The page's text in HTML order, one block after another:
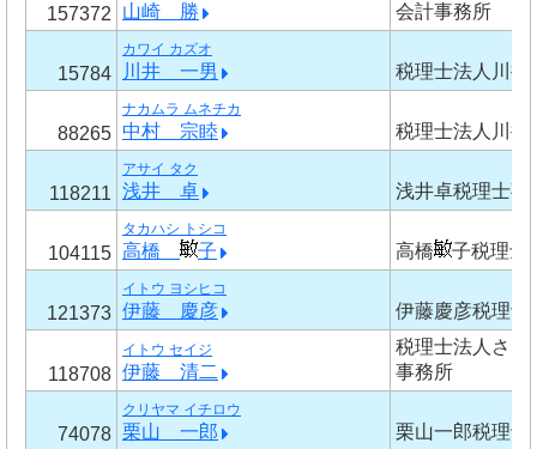
157372 山崎 勝
会計事務所
15784
カワイ カズオ
川井 一男 税理士法人川井
88265
ナカムラ ムネチカ
中村 宗睦 税理士法人川井
118211
アサイ タク
浅井 卓 浅井卓税理士事
104115
タカハシ トシコ
高橋 子 高橋 子税理士
121373
イトウ ヨシヒコ
伊藤 慶彦 伊藤慶彦税理士
118708
イトウ セイジ
伊藤 清二
税理士法人さ
事務所
74078
クリヤマ イチロウ
栗山 一郎 栗山一郎税理士